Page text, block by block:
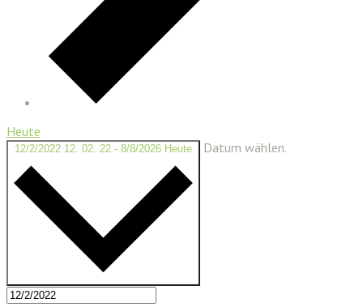
Heute
12/2/2022 12. 02. 22 - 8/8/2026 Heute Datum wählen.